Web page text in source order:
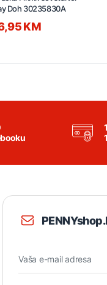
Doh 30235830A
KM